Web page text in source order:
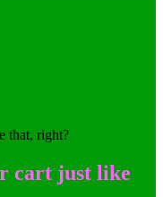
cart just like